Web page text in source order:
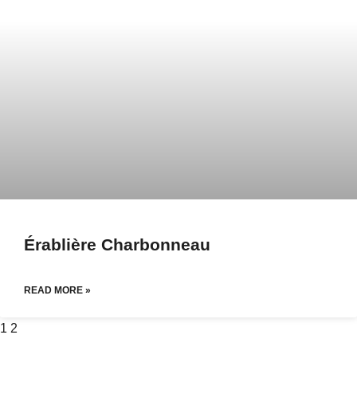
Érablière Charbonneau
READ MORE »
1 2